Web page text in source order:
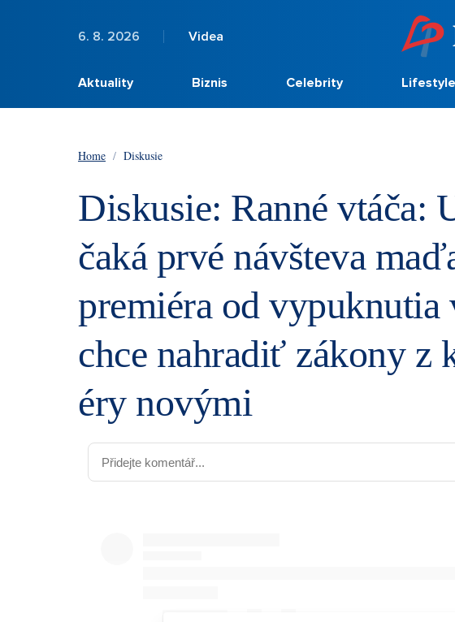
6. 8. 2026 Videa
Aktuality Biznis Celebrity Lifestyle
Home / Diskusie
Diskusie: Ranné vtáča:
čaká prvé návšteva
premiéra od vypuknutia
chce nahradiť zákony z
éry novými